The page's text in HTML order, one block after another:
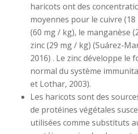
haricots ont des
moyennes pour le cuivre
(60 mg / kg), le manganèse
zinc (29 mg / kg) (Suárez-
2016) . Le zinc développe le
normal du système
et Lothar, 2003).
Les haricots sont des
de protéines végétales
utilisées comme substituts